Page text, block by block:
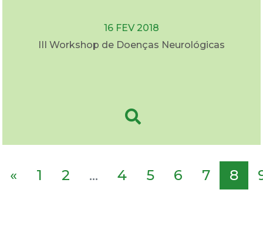
16 FEV 2018
III Workshop de Doenças Neurológicas
« 1 2 ... 4 5 6 7 8